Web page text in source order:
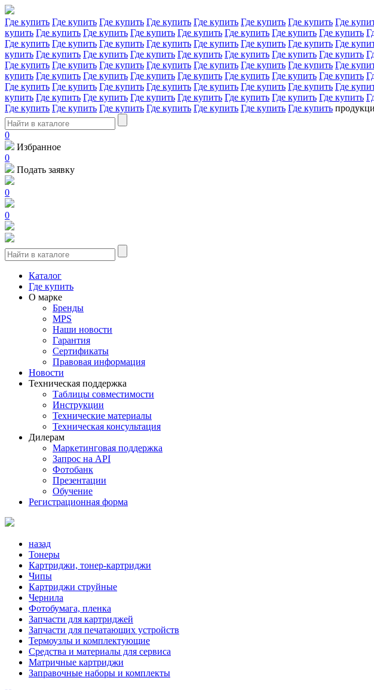
Где купить Где купить Где купить Где купить Где купить Где купить Где купить Где
купить Где купить Где купить Где купить Где купить Где купить Где купить Где купить
Где купить Где купить Где купить Где купить Где купить Где купить Где купить Где
купить Где купить Где купить Где купить Где купить Где купить Где купить Где купить
Где купить Где купить Где купить Где купить Где купить Где купить Где купить Где
купить Где купить Где купить Где купить Где купить Где купить Где купить Где купить
Где купить Где купить Где купить Где купить Где купить Где купить Где купить Где
купить Где купить Где купить Где купить Где купить Где купить Где купить Где купить
Где купить Где купить Где купить Где купить Где купить Где купить Где купить
0
Избранное
0
Подать заявку
0
0
Каталог
Где купить
О марке
Бренды
MPS
Наши новости
Гарантия
Сертификаты
Правовая информация
Новости
Техническая поддержка
Таблицы совместимости
Инструкции
Технические материалы
Техническая консультация
Дилерам
Маркетинговая поддержка
Запрос на API
Фотобанк
Презентации
Обучение
Регистрационная форма
назад
Тонеры
Картриджи, тонер-картриджи
Чипы
Картриджи струйные
Чернила
Фотобумага, пленка
Запчасти для картриджей
Запчасти для печатающих устройств
Термоузлы и комплектующие
Средства и материалы для сервиса
Матричные картриджи
Заправочные наборы и комплекты